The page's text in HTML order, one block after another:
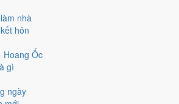
nhà
hôn
Hoang Ốc
gì
ngày
(ngày đầy đủ, viên mãn nhưng dễ phát